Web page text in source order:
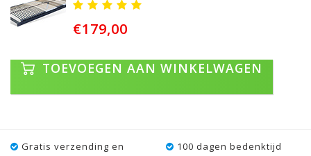
€179,00
TOEVOEGEN AAN WINKELWAGEN
Gratis verzending en
100 dagen bedenktijd